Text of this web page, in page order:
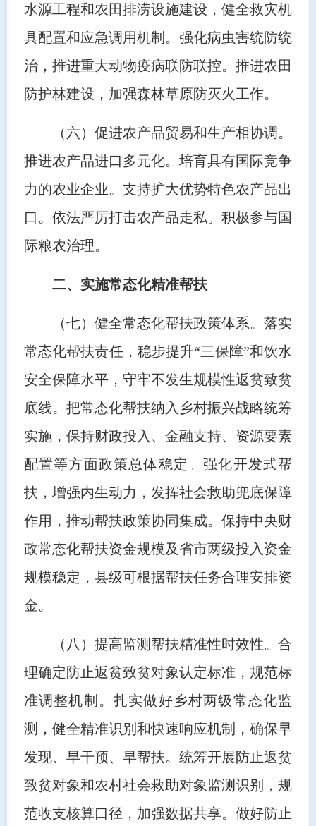
水源工程和农田排涝设施建设，健全救灾机
具配置和应急调用机制。强化病虫害统防统
治，推进重大动物疫病联防联控。推进农田
防护林建设，加强森林草原防灭火工作。
（六）促进农产品贸易和生产相协调。
推进农产品进口多元化。培育具有国际竞争
力的农业企业。支持扩大优势特色农产品出
口。依法严厉打击农产品走私。积极参与国
际粮农治理。
二、实施常态化精准帮扶
（七）健全常态化帮扶政策体系。落实
常态化帮扶责任，稳步提升“三保障”和饮水
安全保障水平，守牢不发生规模性返贫致贫
底线。把常态化帮扶纳入乡村振兴战略统筹
实施，保持财政投入、金融支持、资源要素
配置等方面政策总体稳定。强化开发式帮
扶，增强内生动力，发挥社会救助兜底保障
作用，推动帮扶政策协同集成。保持中央财
政常态化帮扶资金规模及省市两级投入资金
规模稳定，县级可根据帮扶任务合理安排资
金。
（八）提高监测帮扶精准性时效性。合
理确定防止返贫致贫对象认定标准，规范标
准调整机制。扎实做好乡村两级常态化监
测，健全精准识别和快速响应机制，确保早
发现、早干预、早帮扶。统筹开展防止返贫
致贫对象和农村社会救助对象监测识别，规
范收支核算口径，加强数据共享。做好防止